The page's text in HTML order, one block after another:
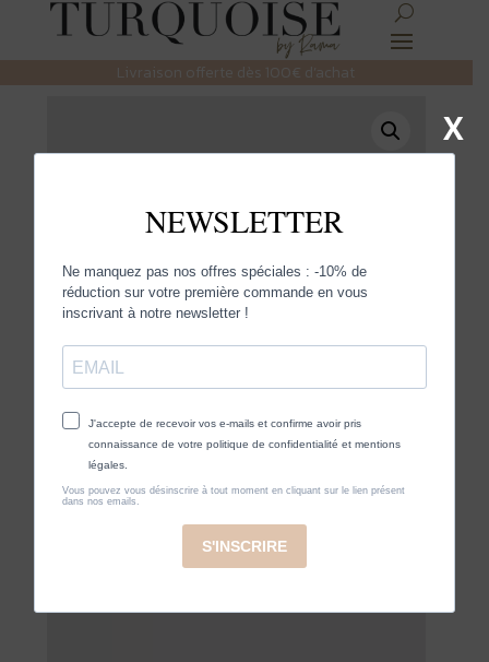
Livraison offerte dès 100€ d’achat
X